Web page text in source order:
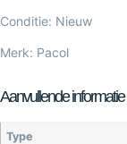
Conditie: Nieuw
Merk: Pacol
Aanvullende informatie
Type